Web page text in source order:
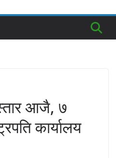
आजै, ७
कार्यालय